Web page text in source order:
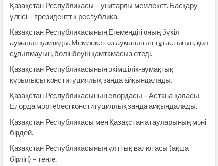
Қазақстан Республикасы – унитарлы мемлекет. Басқару
үлгісі – президенттік республика.
Қазақстан Республикасының Егемендігі оның бүкіл
аумағын қамтиды. Мемлекет өз аумағының тұтастығын, қол
сұғылмауын, бөлінбеуін қамтамасыз етеді.
Қазақстан Республикасының әкімшілік-аумақтық
құрылысы конституциялық заңда айқындалады.
Қазақстан Республикасының елордасы – Астана қаласы.
Елорда мәртебесі конституциялық заңда айқындалады.
Қазақстан Республикасы мен Қазақстан атауларының мәні
бірдей.
Қазақстан Республикасының ұлттық валютасы (ақша
бірлігі) – теңге.